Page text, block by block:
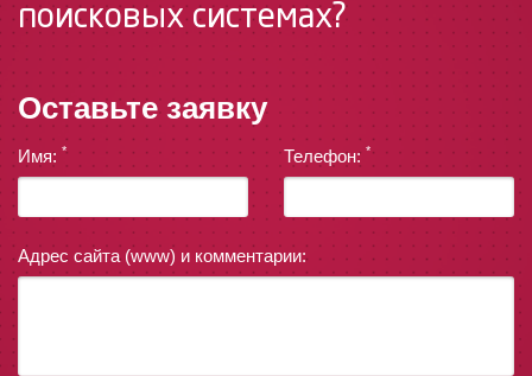
поисковых системах?
Оставьте заявку
Имя: * Телефон: *
Адрес сайта (www) и комментарии: